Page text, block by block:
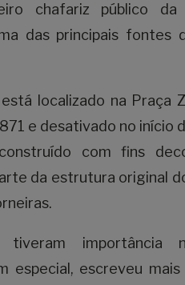
chafariz público da
das principais fontes
localizado na Praça
e desativado no início
com fins
da estrutura original
tiveram importância
especial, escreveu